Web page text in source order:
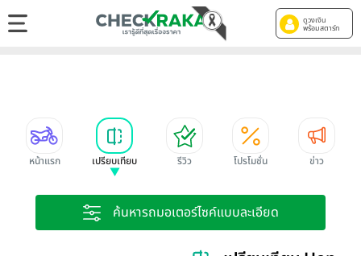
ดูวงเงิน
พร้อมสตาร์ท
หน้าแรก เปรียบเทียบ รีวิว โปรโมชั่น ข่าว
ค้นหารถมอเตอร์ไซค์แบบละเอียด